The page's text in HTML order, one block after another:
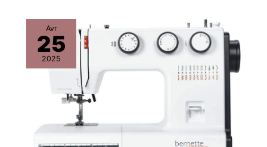
Avr
25
2025